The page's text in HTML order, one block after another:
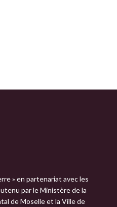
» en partenariat avec les
par le Ministère de la
de Moselle et la Ville de